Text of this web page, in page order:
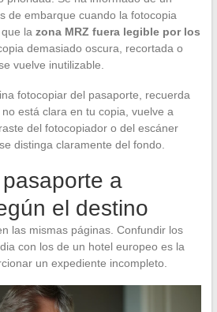
de embarque cuando la fotocopia
la zona MRZ fuera legible por los
demasiado oscura, recortada o
vuelve inutilizable.
fotocopiar del pasaporte, recuerda
está clara en tu copia, vuelve a
del fotocopiador o del escáner
distinga claramente del fondo.
a
el destino
las mismas páginas. Confundir los
con los de un hotel europeo es la
un expediente incompleto.